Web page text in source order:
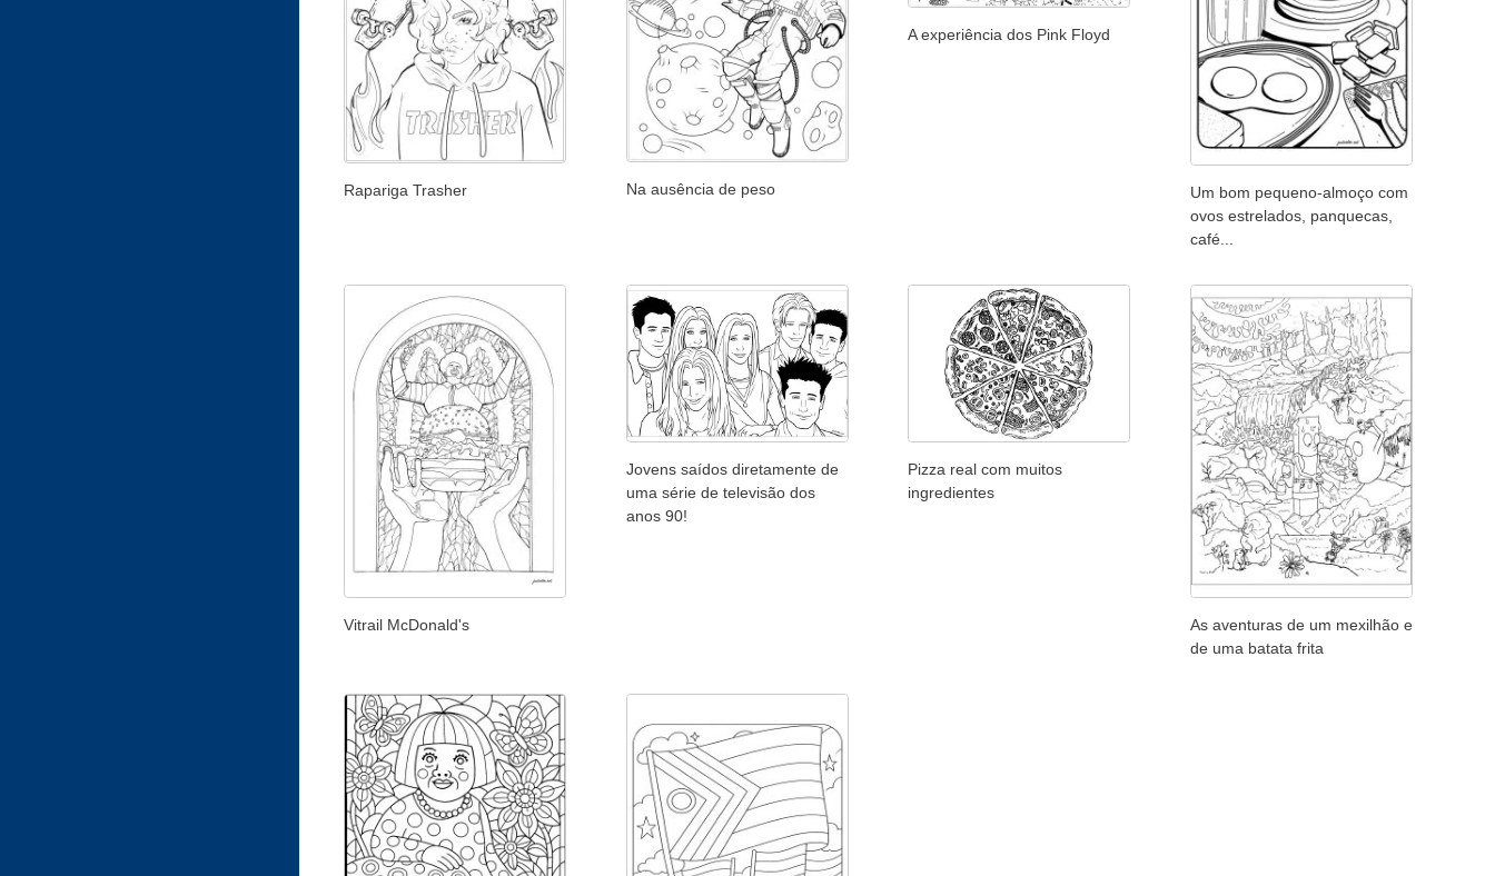
Rapariga Trasher Na ausência de peso
A experiência dos Pink Floyd
Um bom pequeno-almoço com
ovos estrelados, panquecas,
café...
Vitrail McDonald's
Jovens saídos diretamente de
uma série de televisão dos
anos 90!
Pizza real com muitos
ingredientes
As aventuras de um mexilhão e
de uma batata frita